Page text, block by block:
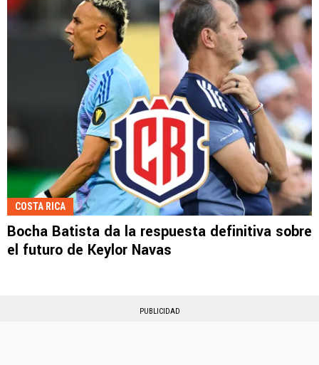
COSTA RICA
Bocha Batista da la respuesta definitiva sobre
el futuro de Keylor Navas
PUBLICIDAD